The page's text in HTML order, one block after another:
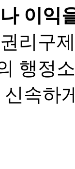
이익
리구
행정
신속하